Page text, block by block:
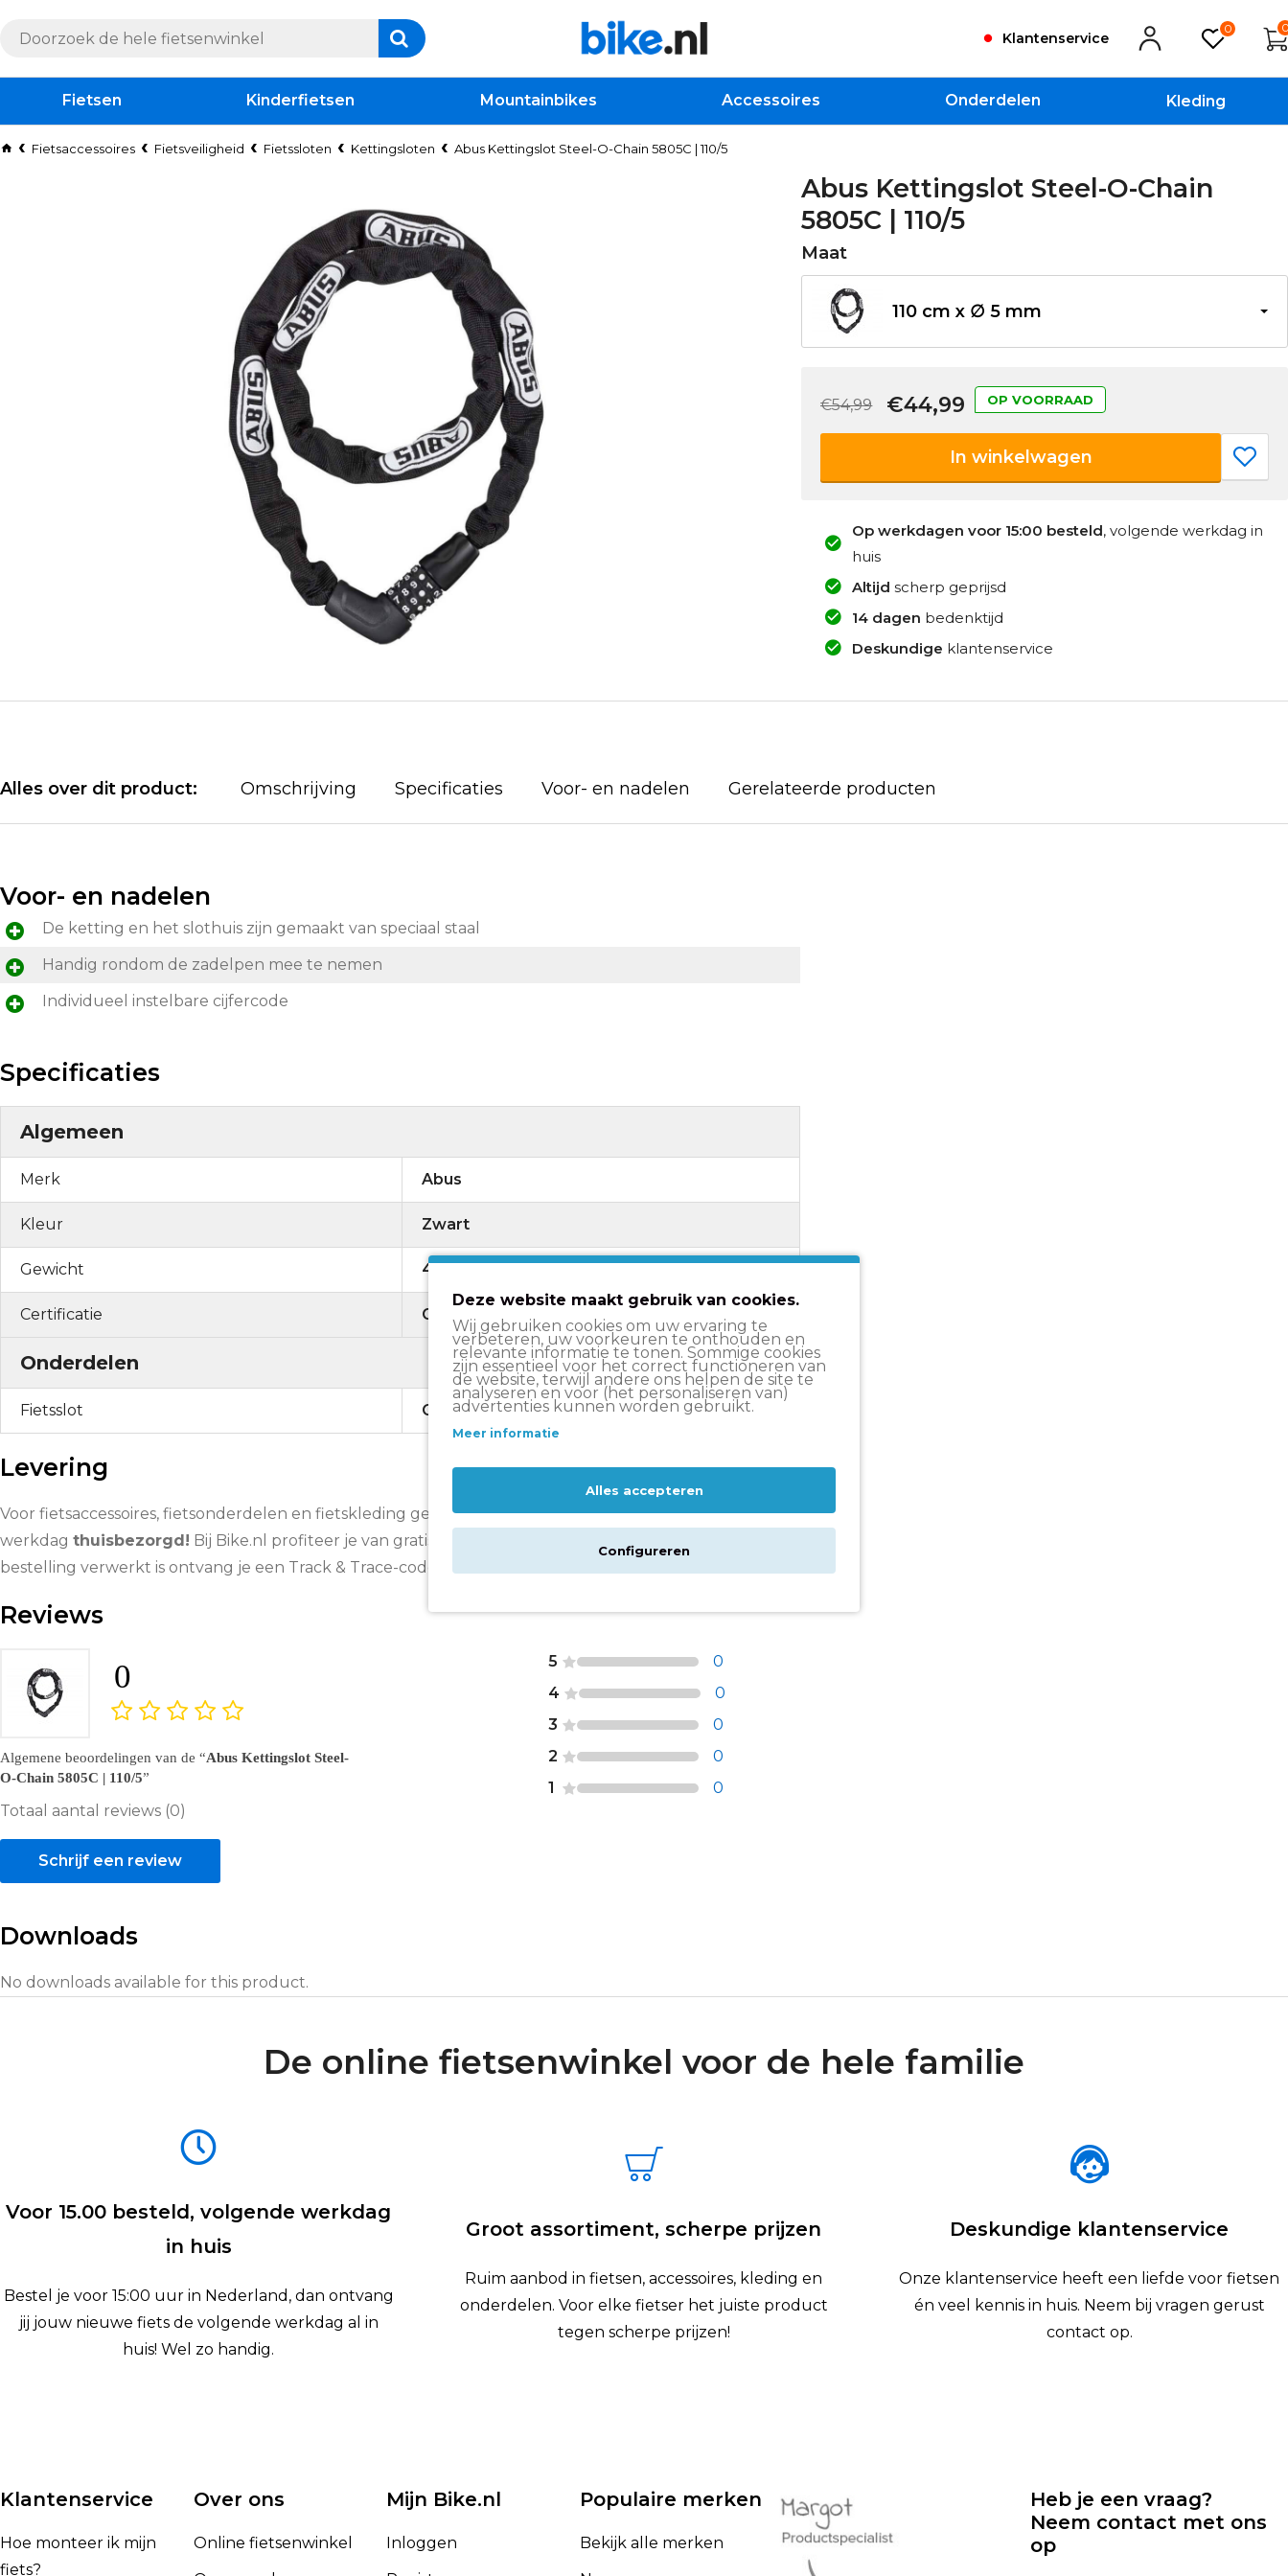
Klantenservice
0
Fietsen Kinderfietsen Mountainbikes Accessoires Onderdelen Kleding
Fietsaccessoires Fietsveiligheid Fietssloten Kettingsloten Abus Kettingslot Steel-O-Chain 5805C | 110/5
Abus Kettingslot Steel-O-Chain
5805C | 110/5
Maat
110 cm x ∅ 5 mm
€44,99
€54,99 OP VOORRAAD
In winkelwagen
Op werkdagen voor 15:00 besteld, volgende werkdag in
huis
Altijd scherp geprijsd
14 dagen bedenktijd
Deskundige klantenservice
Alles over dit product: Omschrijving Specificaties Voor- en nadelen Gerelateerde producten
Voor- en nadelen
De ketting en het slothuis zijn gemaakt van speciaal staal
Handig rondom de zadelpen mee te nemen
Individueel instelbare cijfercode
Specificaties
Algemeen
Merk Abus
Kleur Zwart
Gewicht 485 gram
Certificatie Geen ART
Onderdelen
Fietsslot Cijferslot
Levering
Voor fietsaccessoires, fietsonderdelen en fietskleding geldt: vandaag voor15:00 besteldis de volgende
werkdag thuisbezorgd! Bij Bike.nl profiteer je van gratis levering bij besteding vanaf €50,-. Zodra je
bestelling verwerkt is ontvang je een Track & Trace-code waarmee je je pakketje kunt volgen.
Reviews
0
Algemene beoordelingen van de
Abus Kettingslot Steel-
O-Chain 5805C | 110/5
Totaal aantal reviews (0)
5
0
4
0
3
0
2
0
1
0
Schrijf een review
Downloads
No downloads available for this product.
De online fietsenwinkel voor de hele familie
Voor 15.00 besteld, volgende werkdag
in huis
Bestel je voor 15:00 uur in Nederland, dan ontvang
jij jouw nieuwe fiets de volgende werkdag al in
huis! Wel zo handig.
Groot assortiment, scherpe prijzen
Ruim aanbod in fietsen, accessoires, kleding en
onderdelen. Voor elke fietser het juiste product
tegen scherpe prijzen!
Deskundige klantenservice
Onze klantenservice heeft een liefde voor fietsen
én veel kennis in huis. Neem bij vragen gerust
contact op.
Klantenservice
Hoe monteer ik mijn
fiets?
Over ons
Online fietsenwinkel
Mijn Bike.nl
Inloggen
Populaire merken
Bekijk alle merken
Heb je een vraag?
Neem contact met ons
op
Deze website maakt gebruik van cookies.
Wij gebruiken cookies om uw ervaring te
verbeteren, uw voorkeuren te onthouden en
relevante informatie te tonen. Sommige cookies
zijn essentieel voor het correct functioneren van
de website, terwijl andere ons helpen de site te
analyseren en voor (het personaliseren van)
advertenties kunnen worden gebruikt.
Meer informatie
Alles accepteren
Configureren